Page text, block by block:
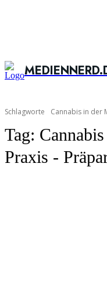
Schlagworte Cannabis in der
Tag:
Praxis -